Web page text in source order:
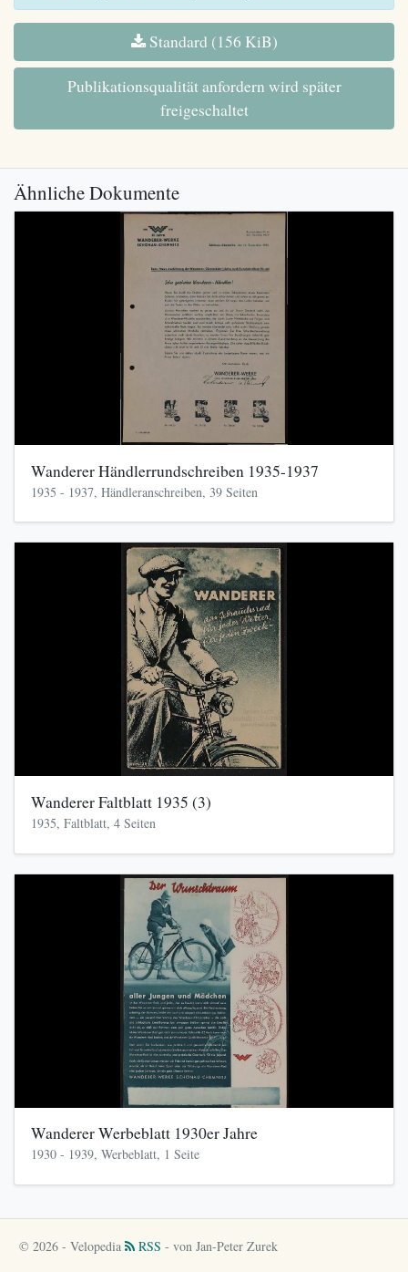
Standard (156 KiB)
Publikationsqualität anfordern wird später
freigeschaltet
Ähnliche Dokumente
Wanderer Händlerrundschreiben 1935-1937
1935 - 1937, Händleranschreiben, 39 Seiten
Wanderer Faltblatt 1935 (3)
1935, Faltblatt, 4 Seiten
Wanderer Werbeblatt 1930er Jahre
1930 - 1939, Werbeblatt, 1 Seite
© 2026 - Velopedia RSS - von Jan-Peter Zurek